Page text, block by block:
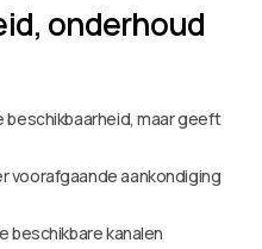
onderhoud
beschikbaarheid, maar geeft
voorafgaande aankondiging
beschikbare kanalen